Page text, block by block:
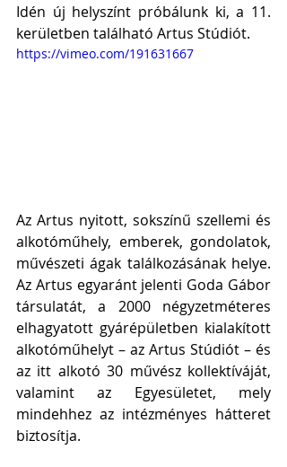
Idén új helyszínt próbálunk ki, a 11.
kerületben található Artus Stúdiót.
https://vimeo.com/191631667
Az Artus nyitott, sokszínű szellemi és
alkotóműhely, emberek, gondolatok,
művészeti ágak találkozásának helye.
Az Artus egyaránt jelenti Goda Gábor
társulatát, a 2000 négyzetméteres
elhagyatott gyárépületben kialakított
alkotóműhelyt – az Artus Stúdiót – és
az itt alkotó 30 művész kollektíváját,
valamint az Egyesületet, mely
mindehhez az intézményes hátteret
biztosítja.